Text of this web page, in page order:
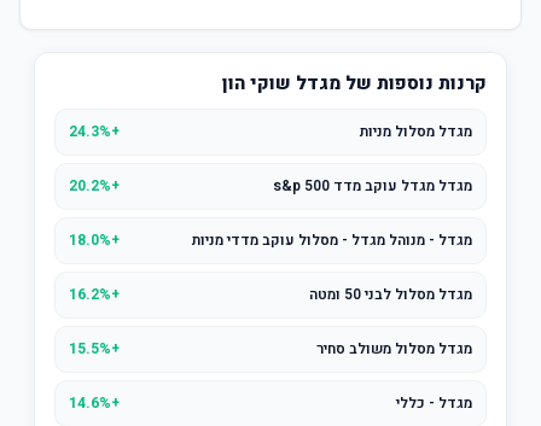
קרנות נוספות של מגדל שוקי הון
מגדל מסלול מניות +24.3%
מגדל מגדל עוקב מדד s&p 500 +20.2%
מגדל - מנוהל מגדל - מסלול עוקב מדדי מניות +18.0%
מגדל מסלול לבני 50 ומטה +16.2%
מגדל מסלול משולב סחיר +15.5%
מגדל - כללי +14.6%